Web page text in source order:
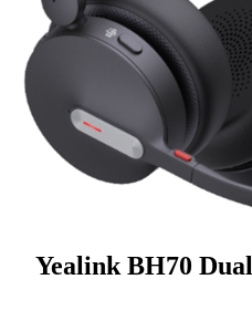
מערכת ראש אלחוטית Yealink BH70 Dual